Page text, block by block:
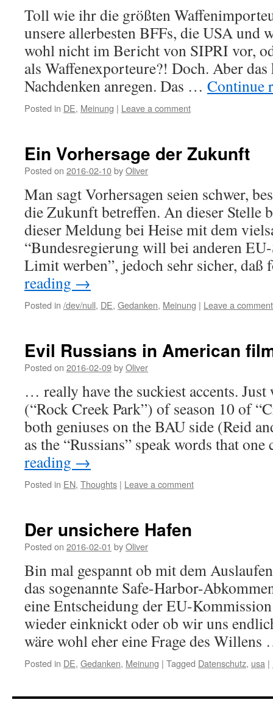
Toll wie ihr die größten
unsere allerbesten BFFs, die USA und
wohl nicht im Bericht von SIPRI vor,
als Waffenexporteure?! Doch. Aber
Nachdenken anregen. Das … Continue
Posted in DE, Meinung | Leave a comment
Ein Vorhersage der Zukunft
Posted on 2016-02-10byOliver
Man sagt Vorhersagen seien schwer,
die Zukunft betreffen. An dieser Stelle
dieser Meldung bei Heise mit dem
“Bundesregierung will bei anderen
Limit werben”, jedoch sehr sicher,
reading →
Posted in /dev/null, DE, Gedanken, Meinung | Leave a comment
Evil Russians in American
Posted on 2016-02-09byOliver
… really have the suckiest accents. Just
(“Rock Creek Park”) of season 10 of
both geniuses on the BAU side (Reid
as the “Russians” speak words that
reading →
Posted in EN, Thoughts | Leave a comment
Der unsichere Hafen
Posted on 2016-02-01 byOliver
Bin mal gespannt ob mit dem
das sogenannte Safe-Harbor-
eine Entscheidung der EU-
wieder einknickt oder ob wir uns
wäre wohl eher eine Frage des
Posted in DE, Gedanken, Meinung | Tagged Datenschutz, usa |